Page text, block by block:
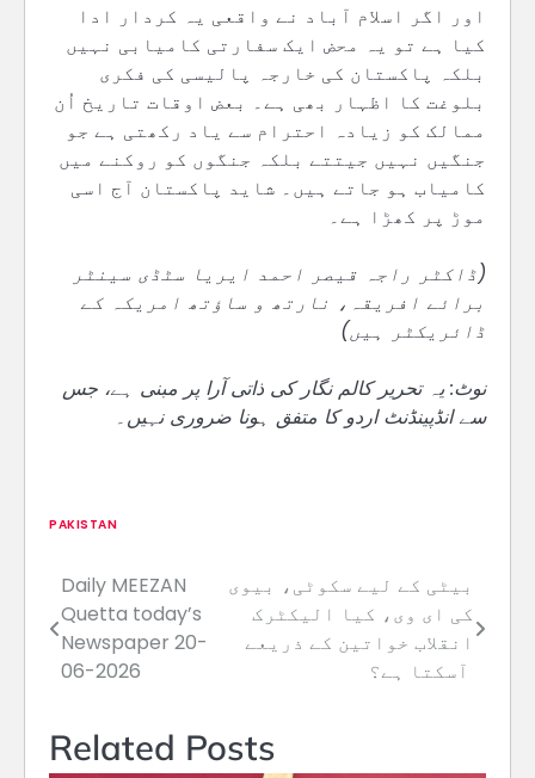
اور اگر اسلام آباد نے واقعی یہ کردار ادا
کیا ہے تو یہ محض ایک سفارتی کامیابی نہیں
بلکہ پاکستان کی خارجہ پالیسی کی فکری
بلوغت کا اظہار بھی ہے۔ بعض اوقات تاریخ اُن
ممالک کو زیادہ احترام سے یاد رکھتی ہے جو
جنگیں نہیں جیتتے بلکہ جنگوں کو روکنے میں
کامیاب ہو جاتے ہیں۔ شاید پاکستان آج اسی
موڑ پر کھڑا ہے۔
(ڈاکٹر راجہ قیصر احمد ایریا سٹڈی سینٹر
برائے افریقہ، نارتھ و ساؤتھ امریکہ کے
ڈائریکٹر ہیں)
نوٹ: یہ تحریر کالم نگار کی ذاتی آرا پر مبنی ہے، جس
سے انڈپینڈنٹ اردو کا متفق ہونا ضروری نہیں۔
PAKISTAN
Post
navigation
Daily MEEZAN
Quetta today’s
Newspaper 20-
06-2026
بیٹی کے لیے سکوٹی، بیوی
کی ای وی، کیا الیکٹرک
انقلاب خواتین کے ذریعے
Related Posts